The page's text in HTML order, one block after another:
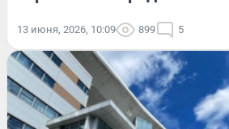
13 июня, 2026, 10:09 899 5